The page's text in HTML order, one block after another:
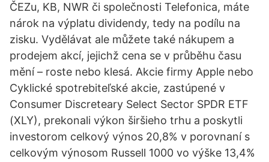
ČEZu, KB, NWR či společnosti Telefonica, máte
nárok na výplatu dividendy, tedy na podílu na
zisku. Vydělávat ale můžete také nákupem a
prodejem akcí, jejichž cena se v průběhu času
mění – roste nebo klesá. Akcie firmy Apple nebo
Cyklické spotrebiteľské akcie, zastúpené v
Consumer Discreteary Select Sector SPDR ETF
(XLY), prekonali výkon širšieho trhu a poskytli
investorom celkový výnos 20,8% v porovnaní s
celkovým výnosom Russell 1000 vo výške 13,4%